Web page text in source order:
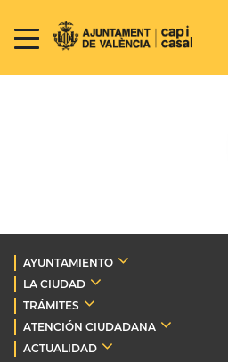
AYUNTAMIENTO
LA CIUDAD
TRÁMITES
ATENCIÓN CIUDADANA
ACTUALIDAD